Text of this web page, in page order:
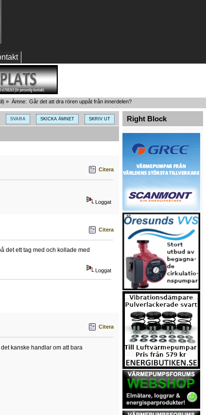
) » Ämne: Går det att dra rören uppåt från innerdelen?
SVARA SKICKA ÄMNET SKRIV UT
Citera
Loggat
Citera
det ett tag med och kollade med
Loggat
Citera
kanske handlar om att bara
Right Block